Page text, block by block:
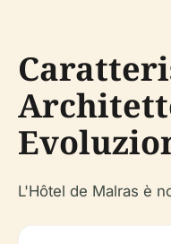
L'Hôtel de Malras è